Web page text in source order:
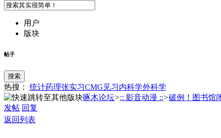
用户
版块
帖子
搜索
热搜： 统计药理张实习CMG 见习内科学外科学
啄木论坛>:: 影音动漫 ::>破例！图书馆
发帖 回复
返回列表